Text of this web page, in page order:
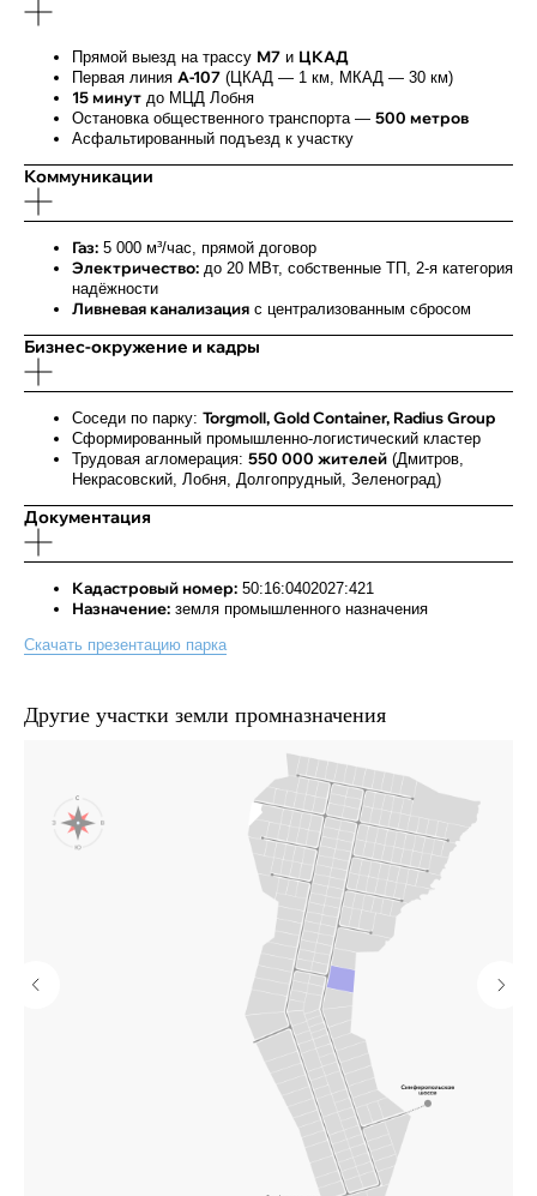
Прямой выезд на трассу М7 и ЦКАД
Первая линия А-107 (ЦКАД — 1 км, МКАД — 30 км)
15 минут до МЦД Лобня
Остановка общественного транспорта — 500 метров
Асфальтированный подъезд к участку
Коммуникации
Газ: 5 000 м³/час, прямой договор
Электричество: до 20 МВт, собственные ТП, 2-я категория
надёжности
Ливневая канализация с централизованным сбросом
Бизнес-окружение и кадры
Соседи по парку: Torgmoll, Gold Container, Radius Group
Сформированный промышленно-логистический кластер
Трудовая агломерация: 550 000 жителей (Дмитров,
Некрасовский, Лобня, Долгопрудный, Зеленоград)
Документация
Кадастровый номер: 50:16:0402027:421
Назначение: земля промышленного назначения
Скачать презентацию парка
Другие участки земли промназначения